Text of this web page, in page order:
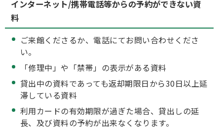
インターネット/携帯電話等からの予約ができない資
料
ご来館くださるか、電話にてお問い合わせくださ
い。
「修理中」や「禁帯」の表示がある資料
貸出中の資料であっても返却期限日から30日以上延
滞している資料
利用カードの有効期限が過ぎた場合、貸出しの延
長、及び資料の予約が出来なくなります。